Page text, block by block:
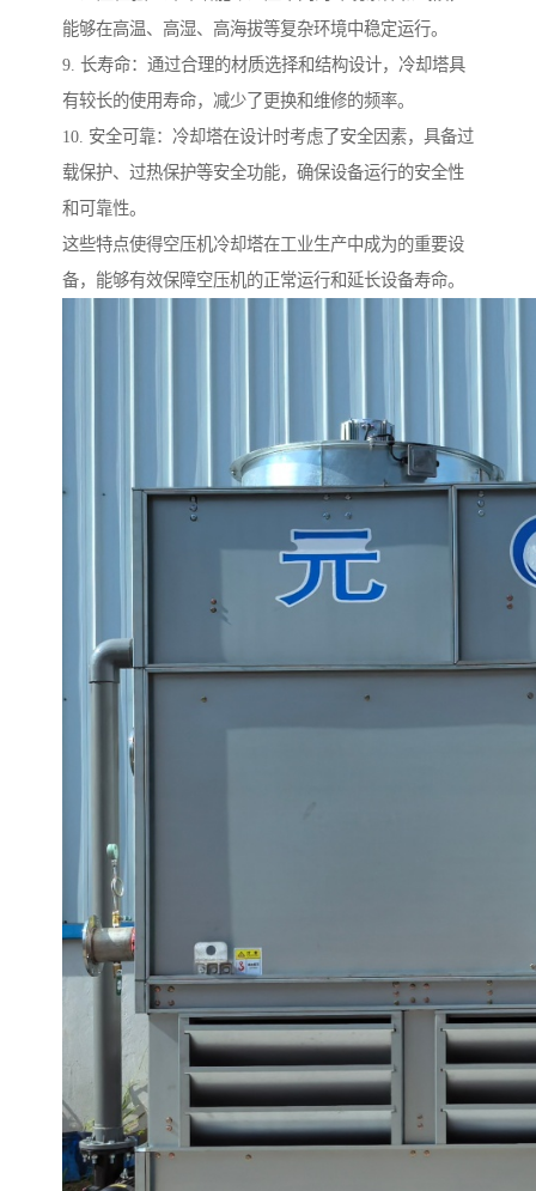
能够在高温、高湿、高海拔等复杂环境中稳定运行。
9. 长寿命：通过合理的材质选择和结构设计，冷却塔具
有较长的使用寿命，减少了更换和维修的频率。
10. 安全可靠：冷却塔在设计时考虑了安全因素，具备过
载保护、过热保护等安全功能，确保设备运行的安全性
和可靠性。
这些特点使得空压机冷却塔在工业生产中成为的重要设
备，能够有效保障空压机的正常运行和延长设备寿命。